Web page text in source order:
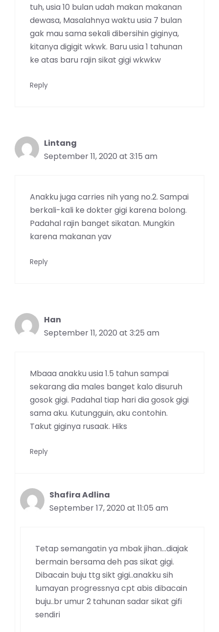
tuh, usia 10 bulan udah makan makanan
dewasa, Masalahnya waktu usia 7 bulan
gak mau sama sekali dibersihin giginya,
kitanya digigit wkwk. Baru usia 1 tahunan
ke atas baru rajin sikat gigi wkwkw
Reply
Lintang
September 11, 2020 at 3:15 am
Anakku juga carries nih yang no.2. Sampai
berkali-kali ke dokter gigi karena bolong.
Padahal rajin banget sikatan. Mungkin
karena makanan yav
Reply
Han
September 11, 2020 at 3:25 am
Mbaaa anakku usia 1.5 tahun sampai
sekarang dia males banget kalo disuruh
gosok gigi. Padahal tiap hari dia gosok gigi
sama aku. Kutungguin, aku contohin.
Takut giginya rusaak. Hiks
Reply
Shafira Adlina
September 17, 2020 at 11:05 am
Tetap semangatin ya mbak jihan…diajak
bermain bersama deh pas sikat gigi.
Dibacain buju ttg sikt gigi..anakku sih
lumayan progressnya cpt abis dibacain
buju..br umur 2 tahunan sadar sikat gifi
sendiri